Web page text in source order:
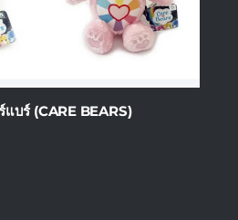
บร์ (CARE BEARS)